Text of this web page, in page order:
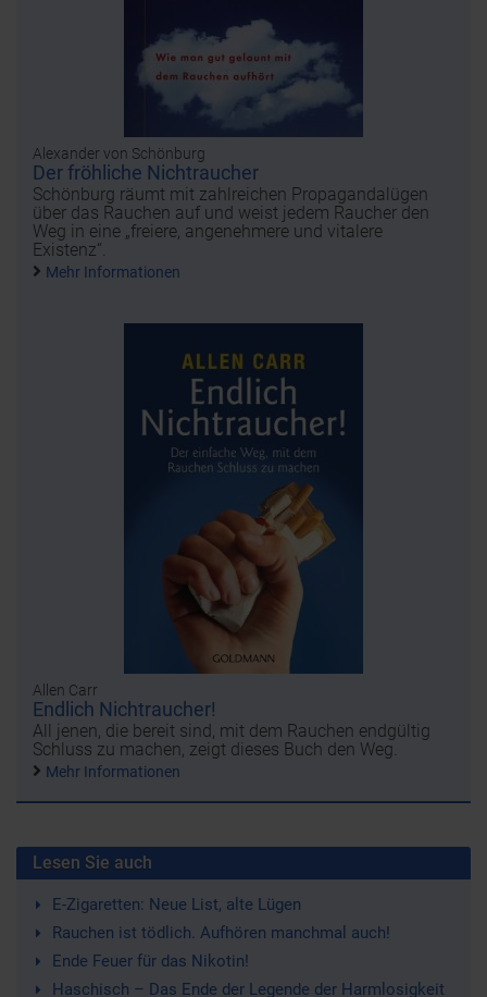
Alexander von Schönburg
Der fröhliche Nichtraucher
Schönburg räumt mit zahlreichen Propagandalügen
über das Rauchen auf und weist jedem Raucher den
Weg in eine „freiere, angenehmere und vitalere
Existenz“.
Mehr Informationen
Allen Carr
Endlich Nichtraucher!
All jenen, die bereit sind, mit dem Rauchen endgültig
Schluss zu machen, zeigt dieses Buch den Weg.
Mehr Informationen
Lesen Sie auch
E-Zigaretten: Neue List, alte Lügen
Rauchen ist tödlich. Aufhören manchmal auch!
Ende Feuer für das Nikotin!
Haschisch – Das Ende der Legende der Harmlosigkeit